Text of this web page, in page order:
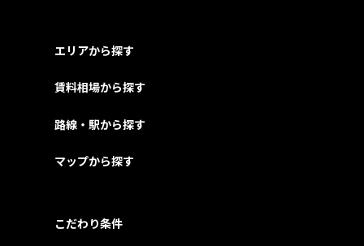
エリアから探す
賃料相場から探す
路線・駅から探す
マップから探す
こだわり条件